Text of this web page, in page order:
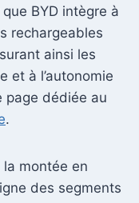
BYD intègre à
rechargeables
ainsi les
et à l’autonomie
dédiée au
.
montée en
des segments